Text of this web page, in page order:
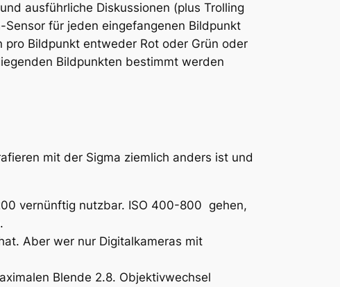
ausführliche Diskussionen (plus Trolling
für jeden eingefangenen Bildpunkt
pro Bildpunkt entweder Rot oder Grün oder
Bildpunkten bestimmt werden
mit der Sigma ziemlich anders ist und
vernünftig nutzbar. ISO 400-800 gehen,
Aber wer nur Digitalkameras mit
Blende 2.8. Objektivwechsel